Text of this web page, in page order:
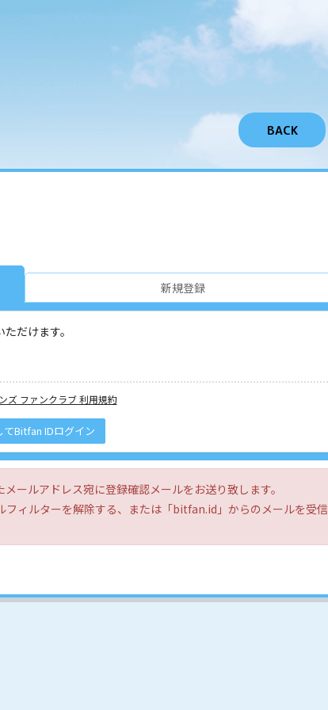
BACK
新規登録
だけます。
ズ ファンクラブ 利用規約
Bitfan IDログイン
ールアドレス宛に登録確認メールをお送り致します。
ィルターを解除する、または「bitfan.id」からのメールを受信